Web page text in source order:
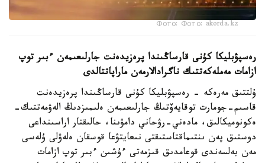
Фото: Фото: akorda.kz
رەسپۋبليكا كۇنى قارساڭىندا پرەزيدەنت جارلىعىمەن ءبىر توپ
ازامات مەملەكەتتىك ناگرادالارمەن ماراپاتتالدى
ۇلتتىق مەرەكە - رەسپۋبليكا كۇنى قارساڭىندا پرەزيدەنت
قاسىم-جومارت توقايەۆتىڭ جارلىعىمەن ەلىمىزدىڭ الەۋمەتتىك-
ەكونوميكالىق، مادەني-رۋحاني دامۋىنا، حالىقتار اراسىنداعى
دوستىق پەن ىنتىماقتاستىقتى نىعايتۋعا قوسقان ەلەۋلى ۇلەسى
مەن بەلسەندى قوعامدىق قىزمەتى ءۇشىن ءبىر توپ ازامات